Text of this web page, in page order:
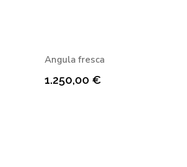
Angula fresca
1.250,00 €